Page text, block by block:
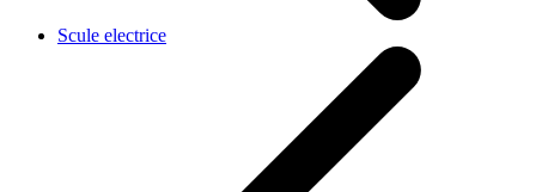
Scule electrice